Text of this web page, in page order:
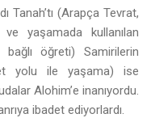
Tanah’tı (Arapça Tevrat,
yaşamada kullanılan
öğreti) Samirilerin
yolu ile yaşama) ise
Alohim’e inanıyordu.
ibadet ediyorlardı.